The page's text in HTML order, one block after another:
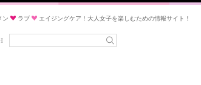
ン ラブ エイジングケア！大人女子を楽しむための情報サイト！